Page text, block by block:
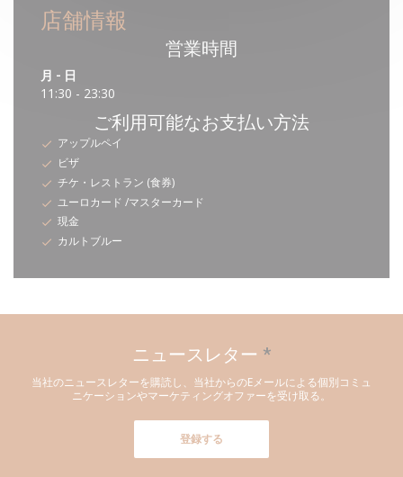
店舗情報
営業時間
月 - 日
11:30 - 23:30
ご利用可能なお支払い方法
アップルペイ
ビザ
チケ・レストラン (食券)
ユーロカード /マスターカード
現金
カルトブルー
ニュースレター *
当社のニュースレターを購読し、当社からのEメールによる個別コミュ
ニケーションやマーケティングオファーを受け取る。
登録する